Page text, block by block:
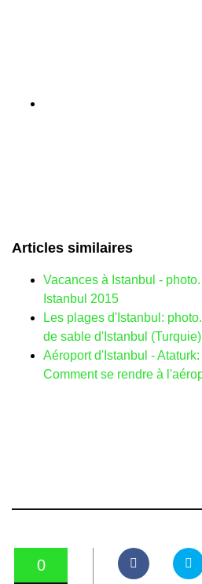
Articles similaires
Vacances à Istanbul -
Istanbul 2015
Les plages d'Istanbul:
de sable d'Istanbul (Turquie)
Aéroport d'Istanbul -
Comment se rendre à
0